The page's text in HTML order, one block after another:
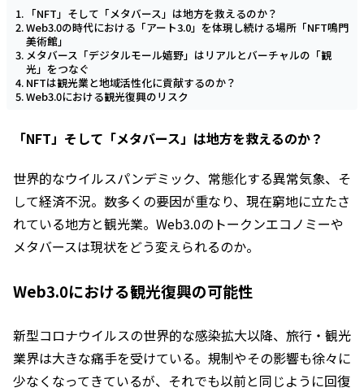
「NFT」そして「メタバース」は地方を救えるのか？
Web3.0の時代における「アート3.0」を体現し続ける場所「NFT鳴門
美術館」
メタバース「デジタルモール嬉野」はリアルとバーチャルの「観
光」をつなぐ
NFTは観光業と地域活性化に貢献するのか？
Web3.0における観光復興のリスク
「NFT」そして「メタバース」は地方を救えるのか？
世界的なウイルスパンデミック、常態化する異常気象、そ
して経済不況。数多くの要因が重なり、現在窮地に立たさ
れている地方と観光業。Web3.0のトークンエコノミーや
メタバースは現状をどう変えられるのか。
Web3.0における観光復興の可能性
新型コロナウイルスの世界的な感染拡大以降、旅行・観光
業界は大きな痛手を受けている。規制やその影響も徐々に
少なくなってきているが、それでも以前と同じように回復